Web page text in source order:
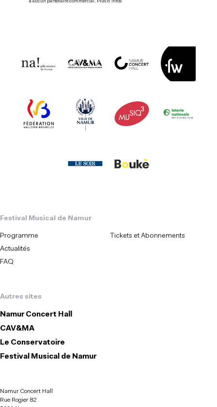
à aucun partenaire commercial. Plus d’infos
Autres sites
Namur Concert Hall
CAV&MA
Le Conservatoire
Festival Musical de Namur
Festival Musical de Namur
Programme
Tickets et Abonnements
Actualités
FAQ
Namur Concert Hall
Rue Rogier 82